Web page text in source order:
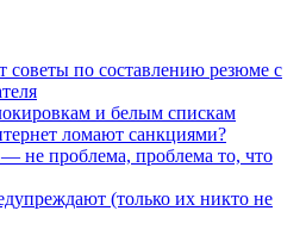
советы по составлению резюме с
и белым спискам
ломают санкциями?
не проблема, проблема то, что
(только их никто не